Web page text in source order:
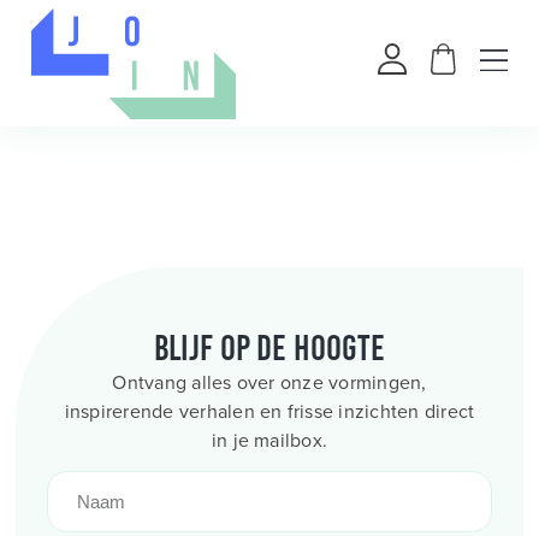
Blijf op de hoogte
Ontvang alles over onze vormingen,
inspirerende verhalen en frisse inzichten direct
in je mailbox.